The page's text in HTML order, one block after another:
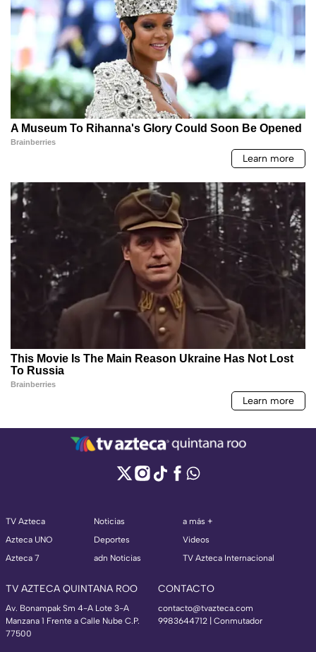
TV Azteca
Azteca UNO
Azteca 7
Noticias
Deportes
adn Noticias
a más +
Videos
TV Azteca Internacional
TV AZTECA QUINTANA ROO
Av. Bonampak Sm 4-A Lote 3-A
Manzana 1 Frente a Calle Nube C.P.
77500
CONTACTO
contacto@tvazteca.com
9983644712 | Conmutador